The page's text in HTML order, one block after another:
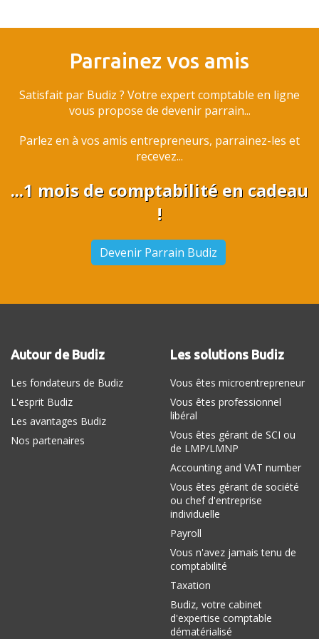
Parrainez vos amis
Satisfait par Budiz ? Votre expert comptable en ligne
vous propose de devenir parrain...
Parlez en à vos amis entrepreneurs, parrainez-les et
recevez...
...1 mois de comptabilité en cadeau
!
Devenir Parrain Budiz
Autour de Budiz
Les fondateurs de Budiz
L'esprit Budiz
Les avantages Budiz
Nos partenaires
Les solutions Budiz
Vous êtes microentrepreneur
Vous êtes professionnel
libéral
Vous êtes gérant de SCI ou
de LMP/LMNP
Accounting and VAT number
Vous êtes gérant de société
ou chef d'entreprise
individuelle
Payroll
Vous n'avez jamais tenu de
comptabilité
Taxation
Budiz, votre cabinet
d'expertise comptable
dématérialisé